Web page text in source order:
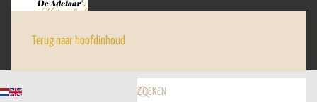
Terug naar hoofdinhoud